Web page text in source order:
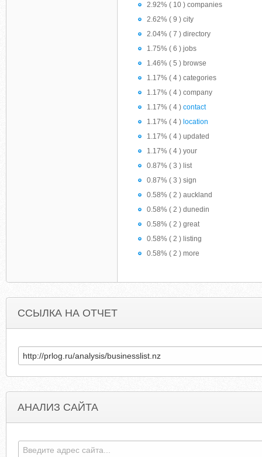
2.92% ( 10 ) companies
2.62% ( 9 ) city
2.04% ( 7 ) directory
1.75% ( 6 ) jobs
1.46% ( 5 ) browse
1.17% ( 4 ) categories
1.17% ( 4 ) company
1.17% ( 4 ) contact
1.17% ( 4 ) location
1.17% ( 4 ) updated
1.17% ( 4 ) your
0.87% ( 3 ) list
0.87% ( 3 ) sign
0.58% ( 2 ) auckland
0.58% ( 2 ) dunedin
0.58% ( 2 ) great
0.58% ( 2 ) listing
0.58% ( 2 ) more
ССЫЛКА НА ОТЧЕТ
АНАЛИЗ САЙТА